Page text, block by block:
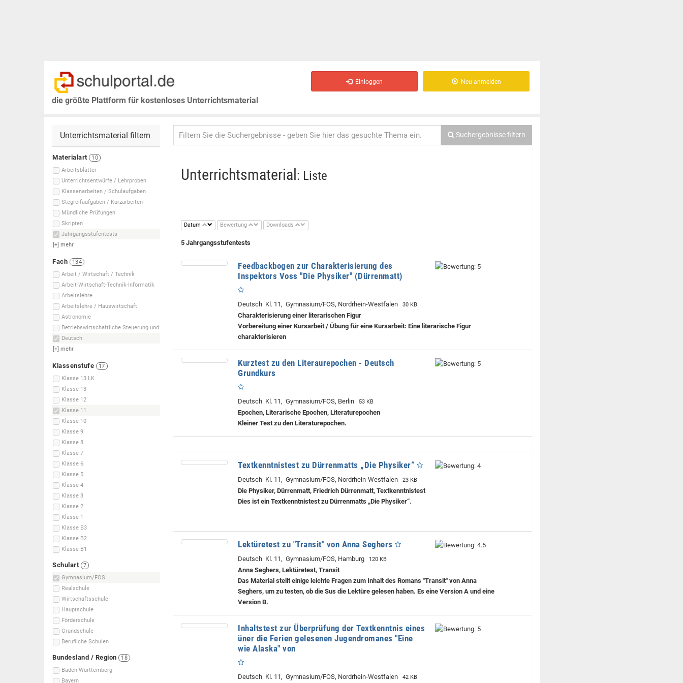
die größte Plattform für kostenloses Unterrichtsmaterial
Einloggen Neu anmelden
Unterrichtsmaterial filtern
Materialart
10
Arbeitsblätter
Unterrichtsentwürfe / Lehrproben
Klassenarbeiten / Schulaufgaben
Stegreifaufgaben / Kurzarbeiten
Mündliche Prüfungen
Skripten
Jahrgangsstufentests
[+] mehr
Fach
134
Arbeit / Wirtschaft / Technik
Arbeit-Wirtschaft-Technik-Informatik
Arbeitslehre
Arbeitslehre / Hauswirtschaft
Astronomie
Betriebswirtschaftliche Steuerung und
Deutsch
[+] mehr
Klassenstufe
17
Klasse 13 LK
Klasse 13
Klasse 12
Klasse 11
Klasse 10
Klasse 9
Klasse 8
Klasse 7
Klasse 6
Klasse 5
Klasse 4
Klasse 3
Klasse 2
Klasse 1
Klasse B3
Klasse B2
Klasse B1
Schulart
7
Gymnasium/FOS
Realschule
Wirtschaftsschule
Hauptschule
Förderschule
Grundschule
Berufliche Schulen
Bundesland / Region
18
Baden-Württemberg
Bayern
Suchergebnisse filtern
Unterrichtsmaterial : Liste
Datum Bewertung Downloads
5 Jahrgangsstufentests
Feedbackbogen zur Charakterisierung des
Inspektors Voss "Die Physiker" (Dürrenmatt)
Deutsch Kl. 11, Gymnasium/FOS, Nordrhein-Westfalen 30 KB
Charakterisierung einer literarischen Figur
Vorbereitung einer Kursarbeit / Übung für eine Kursarbeit: Eine literarische Figur
charakterisieren
Kurztest zu den Literaurepochen - Deutsch
Grundkurs
Deutsch Kl. 11, Gymnasium/FOS, Berlin 53 KB
Epochen, Literarische Epochen, Literaturepochen
Kleiner Test zu den Literaturepochen.
Textkenntnistest zu Dürrenmatts „Die Physiker“
Deutsch Kl. 11, Gymnasium/FOS, Nordrhein-Westfalen 23 KB
Die Physiker, Dürrenmatt, Friedrich Dürrenmatt, Textkenntnistest
Dies ist ein Textkenntnistest zu Dürrenmatts „Die Physiker“.
Lektüretest zu "Transit" von Anna Seghers
Deutsch Kl. 11, Gymnasium/FOS, Hamburg 120 KB
Anna Seghers, Lektüretest, Transit
Das Material stellt einige leichte Fragen zum Inhalt des Romans "Transit" von Anna
Seghers, um zu testen, ob die Sus die Lektüre gelesen haben. Es eine Version A und eine
Version B.
Inhaltstest zur Überprüfung der Textkenntnis eines
üner die Ferien gelesenen Jugendromanes "Eine
wie Alaska" von
Deutsch Kl. 11, Gymnasium/FOS, Nordrhein-Westfalen 42 KB